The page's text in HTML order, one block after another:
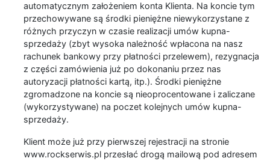
automatycznym założeniem konta Klienta. Na koncie tym
przechowywane są środki pieniężne niewykorzystane z
różnych przyczyn w czasie realizacji umów kupna-
sprzedaży (zbyt wysoka należność wpłacona na nasz
rachunek bankowy przy płatności przelewem), rezygnacja
z części zamówienia już po dokonaniu przez nas
autoryzacji płatności kartą, itp.). Środki pieniężne
zgromadzone na koncie są nieoprocentowane i zaliczane
(wykorzystywane) na poczet kolejnych umów kupna-
sprzedaży.
Klient może już przy pierwszej rejestracji na stronie
www.rockserwis.pl przesłać drogą mailową pod adresem